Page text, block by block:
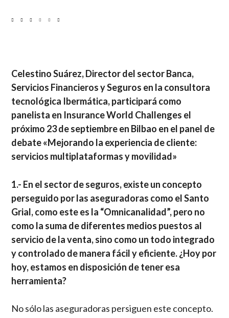
Celestino Suárez, Director del sector Banca,
Servicios Financieros y Seguros en la consultora
tecnológica Ibermática, participará como
panelista en Insurance World Challenges el
próximo 23 de septiembre en Bilbao en el panel de
debate «Mejorando la experiencia de cliente:
servicios multiplataformas y movilidad»
1.- En el sector de seguros, existe un concepto
perseguido por las aseguradoras como el Santo
Grial, como este es la “Omnicanalidad”, pero no
como la suma de diferentes medios puestos al
servicio de la venta, sino como un todo integrado
y controlado de manera fácil y eficiente. ¿Hoy por
hoy, estamos en disposición de tener esa
herramienta?
No sólo las aseguradoras persiguen este concepto.